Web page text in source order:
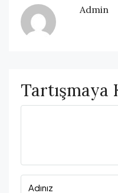
Admin
Tartışmaya